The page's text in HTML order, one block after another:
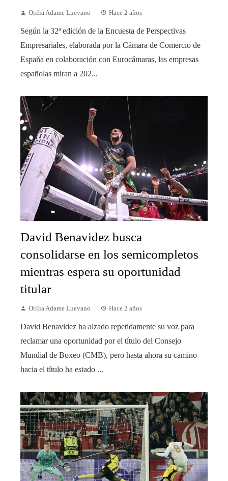
Otilia Adame Luevano Hace 2 años
Según la 32ª edición de la Encuesta de Perspectivas
Empresariales, elaborada por la Cámara de Comercio de
España en colaboración con Eurocámaras, las empresas
españolas miran a 202...
David Benavidez busca
consolidarse en los semicompletos
mientras espera su oportunidad
titular
Otilia Adame Luevano Hace 2 años
David Benavidez ha alzado repetidamente su voz para
reclamar una oportunidad por el título del Consejo
Mundial de Boxeo (CMB), pero hasta ahora su camino
hacia el título ha estado ...